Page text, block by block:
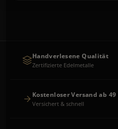
Handverlesene Qualität
Zertifizierte Edelmetalle
Kostenloser Versand ab 49
Versichert & schnell